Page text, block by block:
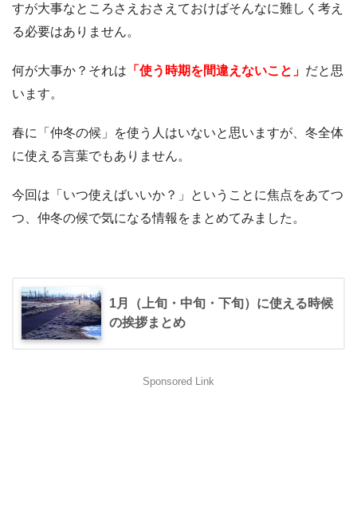
すが大事なところさえおさえておけばそんなに難しく考え
る必要はありません。
何が大事か？それは 「使う時期を間違えないこと」 だと思
います。
春に「仲冬の候」を使う人はいないと思いますが、冬全体
に使える言葉でもありません。
今回は「いつ使えばいいか？」ということに焦点をあてつ
つ、仲冬の候で気になる情報をまとめてみました。
1月（上旬・中旬・下旬）に使える時候
の挨拶まとめ
Sponsored Link